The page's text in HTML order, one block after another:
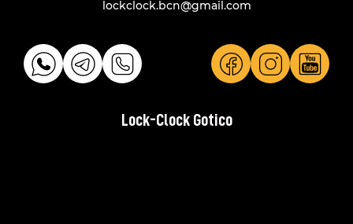
lockclock.bcn@gmail.com
Lock-Clock Gotico